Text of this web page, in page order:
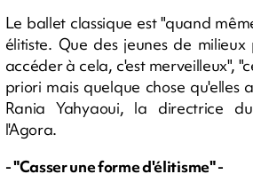
Le ballet classique est "quand
élitiste. Que des jeunes de milieux
accéder à cela, c'est merveilleux",
priori mais quelque chose qu'elles
Rania Yahyaoui, la directrice
l'Agora.
- "Casser une forme d'élitisme" -